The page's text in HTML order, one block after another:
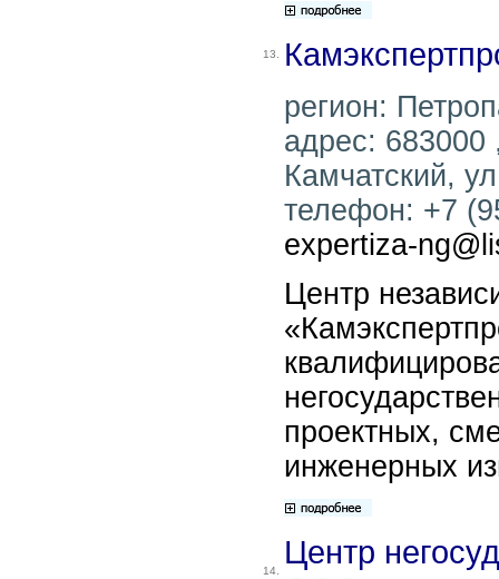
13.
регион:
адрес: 683000
Камчатский,
телефон: +7
expertiza-
Центр
проектных,
инженерных
14.
Центр